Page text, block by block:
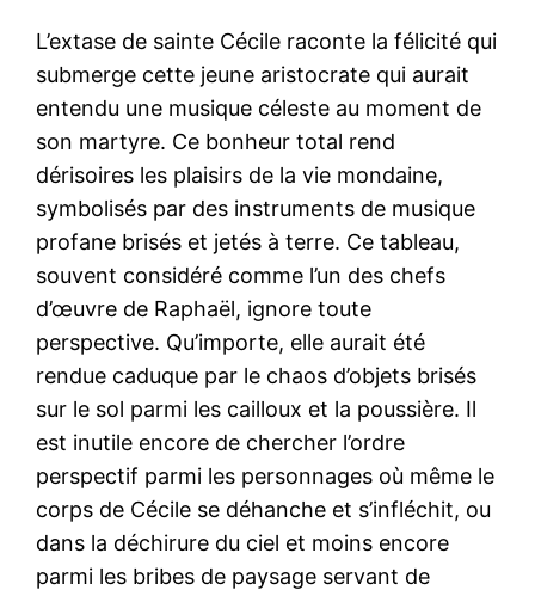
L’extase de sainte Cécile raconte la félicité qui
submerge cette jeune aristocrate qui aurait
entendu une musique céleste au moment de
son martyre. Ce bonheur total rend
dérisoires les plaisirs de la vie mondaine,
symbolisés par des instruments de musique
profane brisés et jetés à terre. Ce tableau,
souvent considéré comme l’un des chefs
d’œuvre de Raphaël, ignore toute
perspective. Qu’importe, elle aurait été
rendue caduque par le chaos d’objets brisés
sur le sol parmi les cailloux et la poussière. Il
est inutile encore de chercher l’ordre
perspectif parmi les personnages où même le
corps de Cécile se déhanche et s’infléchit, ou
dans la déchirure du ciel et moins encore
parmi les bribes de paysage servant de